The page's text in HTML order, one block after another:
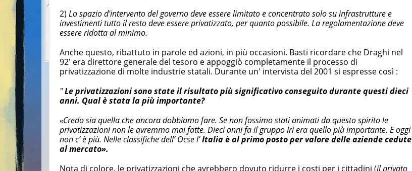
2) Lo spazio d'intervento del governo deve essere limitato e concentrato solo su infrastrutture e
investimenti tutto il resto deve essere privatizzato, per quanto possibile. La regolamentazione deve
essere ridotta al minimo.
Anche questo, ribattuto in parole ed azioni, in più occasioni. Basti ricordare che Draghi nel
92' era direttore generale del tesoro e appoggiò completamente il processo di
privatizzazione di molte industrie statali. Durante un' intervista del 2001 si espresse così :
"Le privatizzazioni sono state il risultato più significativo conseguito durante questi dieci
anni. Qual è stata la più importante?
«Credo sia quella che ancora dobbiamo fare. Se non fossimo stati animati da questo spirito le
privatizzazioni non le avremmo mai fatte. Dieci anni fa il gruppo Iri era quello più importante. E oggi
non c’ è più. Nelle classifiche dell’ Ocse l’Italia è al primo posto per valore delle aziende cedute
al mercato».
Nota di colore, le privatizzazioni che avrebbero dovuto ridurre i costi per i cittadini (il privato